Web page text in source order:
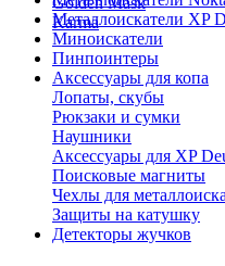
Karma
Металлоискатели XP
Миноискатели
Пинпоинтеры
Аксессуары для копа
Лопаты, скубы
Рюкзаки и сумки
Наушники
Аксессуары для XP
Поисковые магниты
Чехлы для
Защиты на катушку
Детекторы жучков